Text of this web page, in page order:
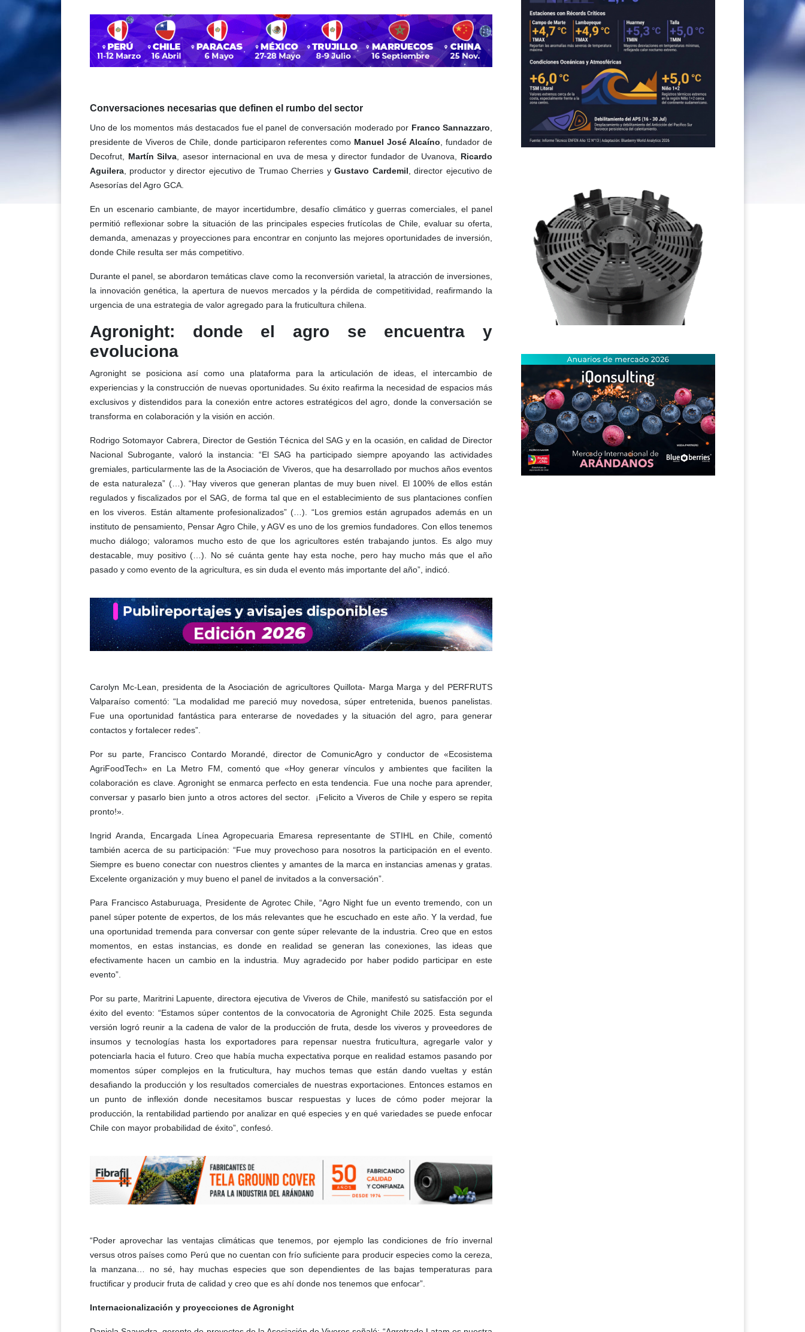
Conversaciones necesarias que definen el rumbo del sector
Uno de los momentos más destacados fue el panel de conversación moderado por Franco Sannazzaro,
presidente de Viveros de Chile, donde participaron referentes como Manuel José Alcaíno, fundador de
Decofrut, Martín Silva, asesor internacional en uva de mesa y director fundador de Uvanova, Ricardo
Aguilera, productor y director ejecutivo de Trumao Cherries yGustavo Cardemil, director ejecutivo de
Asesorías del Agro GCA.
En un escenario cambiante, de mayor incertidumbre, desafío climático y guerras comerciales, el panel
permitió reflexionar sobre la situación de las principales especies frutícolas de Chile, evaluar su oferta,
demanda, amenazas y proyecciones para encontrar en conjunto las mejores oportunidades de inversión,
donde Chile resulta ser más competitivo.
Durante el panel, se abordaron temáticas clave como la reconversión varietal, la atracción de inversiones,
la innovación genética, la apertura de nuevos mercados y la pérdida de competitividad, reafirmando la
urgencia de una estrategia de valor agregado para la fruticultura chilena.
Agronight: donde el agro se encuentra y
evoluciona
Agronight se posiciona así como una plataforma para la articulación de ideas, el intercambio de
experiencias y la construcción de nuevas oportunidades. Su éxito reafirma la necesidad de espacios más
exclusivos y distendidos para la conexión entre actores estratégicos del agro, donde la conversación se
transforma en colaboración y la visión en acción.
Rodrigo Sotomayor Cabrera, Director de Gestión Técnica del SAG y en la ocasión, en calidad de Director
Nacional Subrogante, valoró la instancia: “El SAG ha participado siempre apoyando las actividades
gremiales, particularmente las de la Asociación de Viveros, que ha desarrollado por muchos años eventos
de esta naturaleza” (…). “Hay viveros que generan plantas de muy buen nivel. El 100% de ellos están
regulados y fiscalizados por el SAG, de forma tal que en el establecimiento de sus plantaciones confíen
en los viveros. Están altamente profesionalizados” (…). “Los gremios están agrupados además en un
instituto de pensamiento, Pensar Agro Chile, y AGV es uno de los gremios fundadores. Con ellos tenemos
mucho diálogo; valoramos mucho esto de que los agricultores estén trabajando juntos. Es algo muy
destacable, muy positivo (…). No sé cuánta gente hay esta noche, pero hay mucho más que el año
pasado y como evento de la agricultura, es sin duda el evento más importante del año”, indicó.
Carolyn Mc-Lean, presidenta de la Asociación de agricultores Quillota- Marga Marga y del PERFRUTS
Valparaíso comentó: “La modalidad me pareció muy novedosa, súper entretenida, buenos panelistas.
Fue una oportunidad fantástica para enterarse de novedades y la situación del agro, para generar
contactos y fortalecer redes”.
Por su parte, Francisco Contardo Morandé, director de ComunicAgro y conductor de «Ecosistema
AgriFoodTech» en La Metro FM, comentó que «Hoy generar vínculos y ambientes que faciliten la
colaboración es clave. Agronight se enmarca perfecto en esta tendencia. Fue una noche para aprender,
conversar y pasarlo bien junto a otros actores del sector. ¡Felicito a Viveros de Chile y espero se repita
pronto!».
Ingrid Aranda, Encargada Línea Agropecuaria Emaresa representante de STIHL en Chile, comentó
también acerca de su participación: “Fue muy provechoso para nosotros la participación en el evento.
Siempre es bueno conectar con nuestros clientes y amantes de la marca en instancias amenas y gratas.
Excelente organización y muy bueno el panel de invitados a la conversación”.
Para Francisco Astaburuaga, Presidente de Agrotec Chile, “Agro Night fue un evento tremendo, con un
panel súper potente de expertos, de los más relevantes que he escuchado en este año. Y la verdad, fue
una oportunidad tremenda para conversar con gente súper relevante de la industria. Creo que en estos
momentos, en estas instancias, es donde en realidad se generan las conexiones, las ideas que
efectivamente hacen un cambio en la industria. Muy agradecido por haber podido participar en este
evento”.
Por su parte, Maritrini Lapuente, directora ejecutiva de Viveros de Chile, manifestó su satisfacción por el
éxito del evento: “Estamos súper contentos de la convocatoria de Agronight Chile 2025. Esta segunda
versión logró reunir a la cadena de valor de la producción de fruta, desde los viveros y proveedores de
insumos y tecnologías hasta los exportadores para repensar nuestra fruticultura, agregarle valor y
potenciarla hacia el futuro. Creo que había mucha expectativa porque en realidad estamos pasando por
momentos súper complejos en la fruticultura, hay muchos temas que están dando vueltas y están
desafiando la producción y los resultados comerciales de nuestras exportaciones. Entonces estamos en
un punto de inflexión donde necesitamos buscar respuestas y luces de cómo poder mejorar la
producción, la rentabilidad partiendo por analizar en qué especies y en qué variedades se puede enfocar
Chile con mayor probabilidad de éxito”, confesó.
“Poder aprovechar las ventajas climáticas que tenemos, por ejemplo las condiciones de frío invernal
versus otros países como Perú que no cuentan con frío suficiente para producir especies como la cereza,
la manzana… no sé, hay muchas especies que son dependientes de las bajas temperaturas para
fructificar y producir fruta de calidad y creo que es ahí donde nos tenemos que enfocar”.
Internacionalización y proyecciones de Agronight